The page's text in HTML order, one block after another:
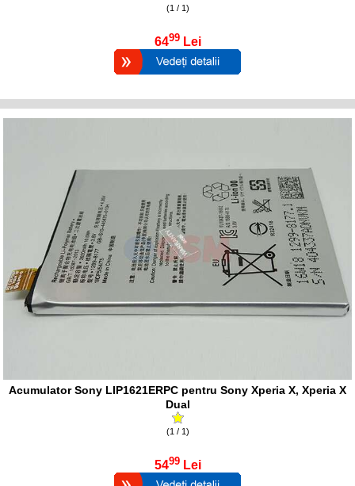
(1 / 1)
6499 Lei
Acumulator Sony LIP1621ERPC pentru Sony Xperia X, Xperia X
Dual
(1 / 1)
5499 Lei